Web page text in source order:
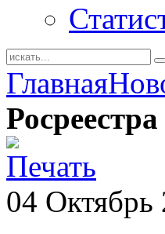
Главная
04 Октябрь